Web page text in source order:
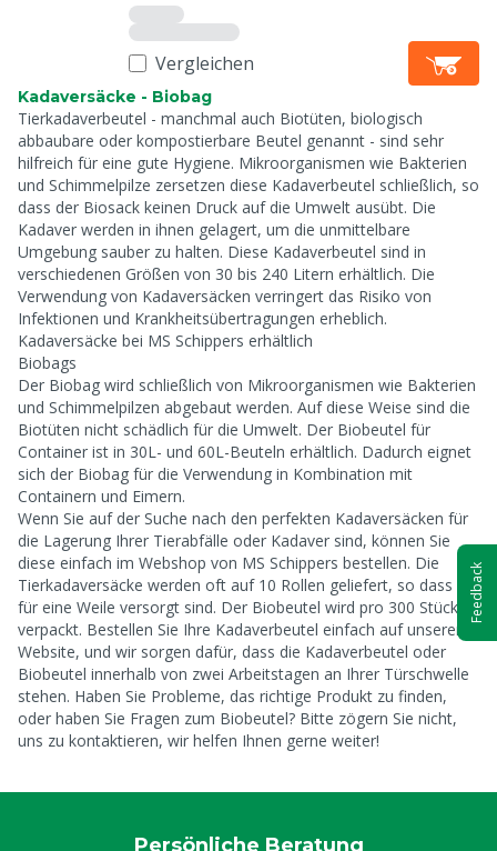
Vergleichen
Kadaversäcke - Biobag
Tierkadaverbeutel - manchmal auch Biotüten, biologisch
abbaubare oder kompostierbare Beutel genannt - sind sehr
hilfreich für eine gute Hygiene. Mikroorganismen wie Bakterien
und Schimmelpilze zersetzen diese Kadaverbeutel schließlich, so
dass der Biosack keinen Druck auf die Umwelt ausübt. Die
Kadaver werden in ihnen gelagert, um die unmittelbare
Umgebung sauber zu halten. Diese Kadaverbeutel sind in
verschiedenen Größen von 30 bis 240 Litern erhältlich. Die
Verwendung von Kadaversäcken verringert das Risiko von
Infektionen und Krankheitsübertragungen erheblich.
Kadaversäcke bei MS Schippers erhältlich
Biobags
Der Biobag wird schließlich von Mikroorganismen wie Bakterien
und Schimmelpilzen abgebaut werden. Auf diese Weise sind die
Biotüten nicht schädlich für die Umwelt. Der Biobeutel für
Container ist in 30L- und 60L-Beuteln erhältlich. Dadurch eignet
sich der Biobag für die Verwendung in Kombination mit
Containern und Eimern.
Wenn Sie auf der Suche nach den perfekten Kadaversäcken für
die Lagerung Ihrer Tierabfälle oder Kadaver sind, können Sie
diese einfach im Webshop von MS Schippers bestellen. Die
Tierkadaversäcke werden oft auf 10 Rollen geliefert, so dass Sie
für eine Weile versorgt sind. Der Biobeutel wird pro 300 Stück
verpackt. Bestellen Sie Ihre Kadaverbeutel einfach auf unserer
Website, und wir sorgen dafür, dass die Kadaverbeutel oder
Biobeutel innerhalb von zwei Arbeitstagen an Ihrer Türschwelle
stehen. Haben Sie Probleme, das richtige Produkt zu finden,
oder haben Sie Fragen zum Biobeutel? Bitte zögern Sie nicht,
uns zu kontaktieren, wir helfen Ihnen gerne weiter!
Persönliche Beratung
Feedback